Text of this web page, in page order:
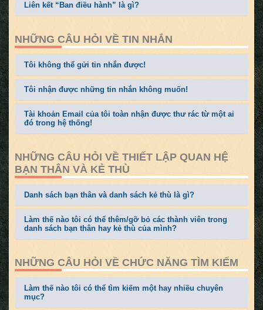
Liên kết “Ban điều hành” là gì?
NHỮNG CÂU HỎI VỀ TIN NHẮN
Tôi không thể gửi tin nhắn được!
Tôi nhận được những tin nhắn không muốn!
Tài khoản Email của tôi toàn nhận được thư rác từ một ai
đó trong hệ thống!
NHỮNG CÂU HỎI VỀ THIẾT LẬP QUAN HỆ
BẠN THÂN VÀ KẺ THÙ
Danh sách bạn thân và danh sách kẻ thù là gì?
Làm thế nào tôi có thể thêm/gỡ bỏ các thành viên trong
danh sách bạn thân hay kẻ thù của mình?
NHỮNG CÂU HỎI VỀ CHỨC NĂNG TÌM KIẾM
Làm thế nào tôi có thể tìm kiếm một hay nhiều chuyên
mục?